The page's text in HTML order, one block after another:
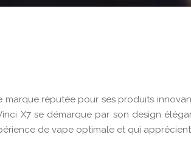
réputée pour ses produits
X7 se démarque par son design
de vape optimale et qui